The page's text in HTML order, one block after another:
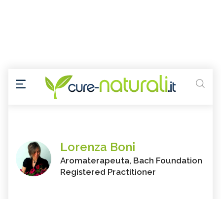
Lorenza Boni
Aromaterapeuta, Bach Foundation
Registered Practitioner